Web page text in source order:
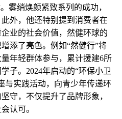
雾绡焕颜紧致系列的成功，
外，他还特别提到消费者在
业的社会价值，然健环球的
添了亮色。例如“然健行”将
年轻群体参与，累计援建6所
子。2024年启动的“环保小卫
与实践活动，向青少年传递环
守，不仅提升了品牌形象，
认可。